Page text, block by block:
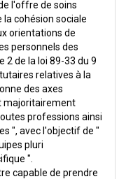
l'offre de soins
la cohésion sociale
orientations de
personnels des
de la loi 89-33 du 9
relatives à la
des axes
majoritairement
professions ainsi
", avec l'objectif de "
pluri
".
capable de prendre